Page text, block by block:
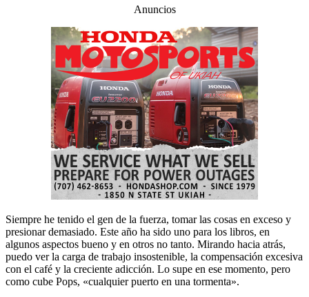
Anuncios
Siempre he tenido el gen de la fuerza, tomar las cosas en exceso y
presionar demasiado. Este año ha sido uno para los libros, en
algunos aspectos bueno y en otros no tanto. Mirando hacia atrás,
puedo ver la carga de trabajo insostenible, la compensación excesiva
con el café y la creciente adicción. Lo supe en ese momento, pero
como cube Pops, «cualquier puerto en una tormenta».